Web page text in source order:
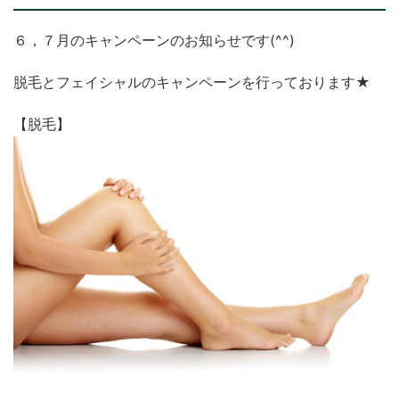
６，７月のキャンペーンのお知らせです(^^)
脱毛とフェイシャルのキャンペーンを行っております★
【脱毛】